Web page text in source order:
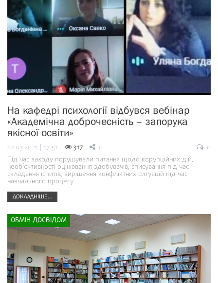
На кафедрі психології відбувся вебінар
«Академічна доброчесність – запорука
якісної освіти»
14.03.2021 | 17:51 317 0
0
Під час заходу порушували питання щодо корупційних дій,
необ’єктивності оцінювання здобувачів, списування під час
складання іспитів, вирішення конфліктних ситуацій під час
навчального процесу
ДОКЛАДНІШЕ...
ОБМІН ДОСВІДОМ